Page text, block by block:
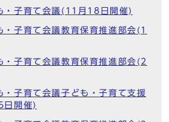
・子育て会議(11月18日開催)
子育て会議教育保育推進部会(1
子育て会議教育保育推進部会(2
子育て会議子ども・子育て支援
日開催)